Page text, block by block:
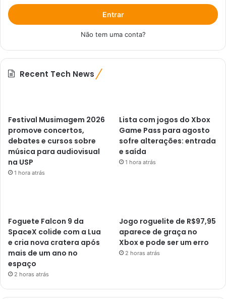
Entrar
Não tem uma conta?
Recent Tech News
Festival Musimagem 2026
promove concertos,
debates e cursos sobre
música para audiovisual
na USP
1 hora atrás
Lista com jogos do Xbox
Game Pass para agosto
sofre alterações: entrada
e saída
1 hora atrás
Foguete Falcon 9 da
SpaceX colide com a Lua
e cria nova cratera após
mais de um ano no
espaço
2 horas atrás
Jogo roguelite de R$97,95
aparece de graça no
Xbox e pode ser um erro
2 horas atrás